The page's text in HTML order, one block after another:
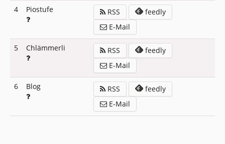
4 Piostufe RSS
feedly
E-Mail
5 Chlämmerli RSS
feedly
E-Mail
6 Blog RSS
feedly
E-Mail